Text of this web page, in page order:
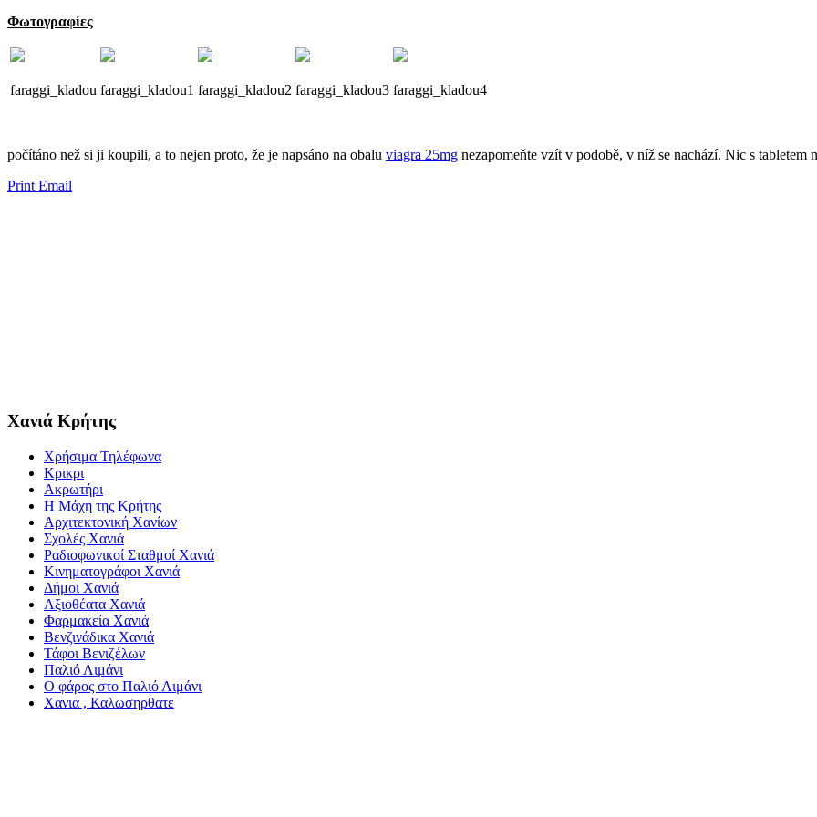
Φωτογραφίες
faraggi_kladou faraggi_kladou1 faraggi_kladou2 faraggi_kladou3 faraggi_kladou4
​​počítáno než si ji ​​koupili, a to nejen proto, že je napsáno na obalu viagra 25mg ​​nezapomeňte vzít v podobě, v níž se ​​nachází. Nic s tabletem
Print Email
Χανιά Κρήτης
Χρήσιμα Τηλέφωνα
Κρικρι
Ακρωτήρι
Η Μάχη της Κρήτης
Αρχιτεκτονική Χανίων
Σχολές Χανιά
Ραδιοφωνικοί Σταθμοί Χανιά
Κινηματογράφοι Χανιά
Δήμοι Χανιά
Αξιοθέατα Χανιά
Φαρμακεία Χανιά
Βενζινάδικα Χανιά
Τάφοι Βενιζέλων
Παλιό Λιμάνι
Ο φάρος στο Παλιό Λιμάνι
Χανια , Καλωσηρθατε